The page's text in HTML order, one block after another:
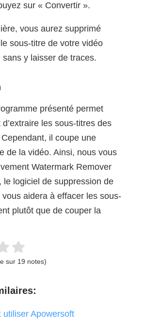
sur « Convertir ».
vous aurez supprimé
sous-titre de votre vidéo
y laisser de traces.
présenté permet
les sous-titres des
il coupe une
de la vidéo. Ainsi, nous vous
Watermark Remover
le logiciel de suppression de
aidera à effacer les sous-
plutôt que de couper la
sur 19 notes)
utiliser Apowersoft